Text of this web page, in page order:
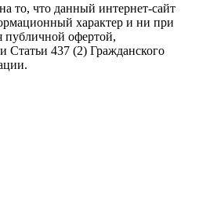
то, что данный интернет-сайт
характер и ни при
публичной офертой,
Статьи 437 (2) Гражданского